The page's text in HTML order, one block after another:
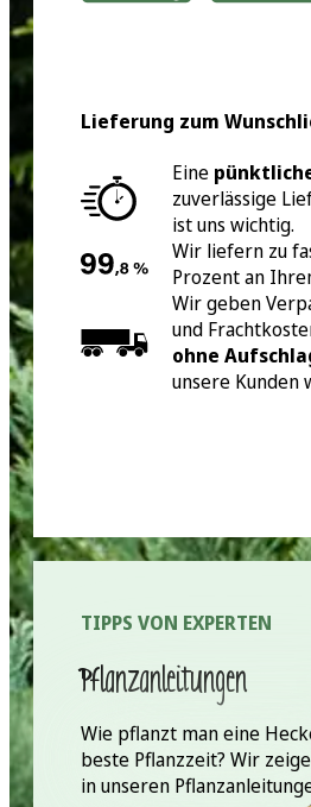
Lieferung zum
Eine
zuverlässige
ist uns wichtig.
Wir liefern zu
Prozent an
Wir geben
und
ohne
unsere Kunden
TIPPS VON EXPERTEN
Pflanzanleitungen
Wie pflanzt man eine
beste Pflanzzeit? Wir
in unseren